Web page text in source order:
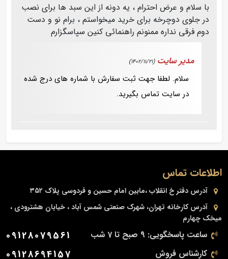
با سلام و عرض احترام ، یه دونه از این سبد ها برای نصب
در جلوی دوچرخه برای خرید میخواستم ، برام نو و دست
دوم فرقی نداره ممنونم راهنمائی کنین سپاسگزارم
مدیر سایت (1402/11/21)
سلام. لطفا جهت ثبت سفارش با شماره های درج شده
در سایت تماس بگیرید.
اطلاعات تماس
آدرس دفتر خ انقلاب ،مابین امام حسین و فردوسی پلاک ۳۵۲
آدرس کارخانه تهران، شهرک صنعتی شمس آباد ، خیابان هشترودی ،
میخک چهارم
ساعت پاسخگویی: 9 صبح تا 7 شب 09128079561
کارشناس فروش 09128694157